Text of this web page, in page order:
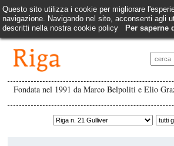
Questo sito utilizza i cookie per migliorare
navigazione. Navigando nel sito, acconsenti agli
descritti nella nostra cookie policy
Per saperne
Fondata nel 1991 da Marco Belpoliti e Elio